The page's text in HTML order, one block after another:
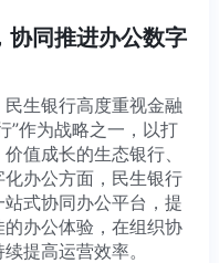
协同推进办公数字
民生银行高度重视金融
行”作为战略之一，以打
价值成长的生态银行、
化办公方面，民生银行
站式协同办公平台，提
的办公体验，在组织协
持续提高运营效率。